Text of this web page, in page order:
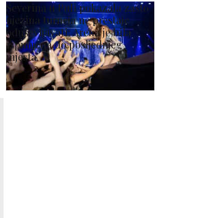
Severina u Puli pokazala zašto
njezina turneja ne prestaje
oduševljavati: Arena je bila
ispunjena do posljednjeg
mjesta